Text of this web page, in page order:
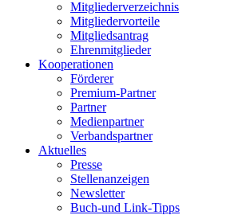
Mitgliederverzeichnis
Mitgliedervorteile
Mitgliedsantrag
Ehrenmitglieder
Kooperationen
Förderer
Premium-Partner
Partner
Medienpartner
Verbandspartner
Aktuelles
Presse
Stellenanzeigen
Newsletter
Buch-und Link-Tipps